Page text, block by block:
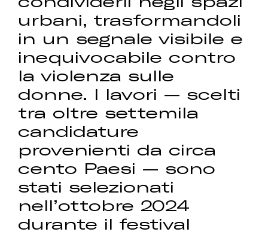
urbani, trasformandoli
in un segnale visibile e
inequivocabile contro
la violenza sulle
donne. I lavori — scelti
tra oltre settemila
candidature
provenienti da circa
cento Paesi — sono
stati selezionati
nell’ottobre 2024
durante il festival